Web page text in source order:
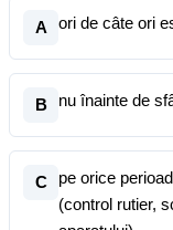
A ori de câte ori
B nu înainte de
C
pe orice
(control rutier,